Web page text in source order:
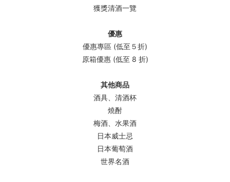
獲獎清酒一覽
優惠
優惠專區 (低至５折)
原箱優惠 (低至 8 折)
其他商品
酒具、清酒杯
燒酎
梅酒、水果酒
日本威士忌
日本葡萄酒
世界名酒